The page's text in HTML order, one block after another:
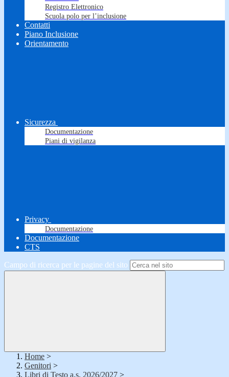
Registro Elettronico
Scuola polo per l’inclusione
Contatti
Piano Inclusione
Orientamento
Sicurezza
Documentazione
Piani di vigilanza
Privacy
Documentazione
Documentazione
CTS
Campo di ricerca per le pagine del sito
Home >
Genitori >
Libri di Testo a.s. 2026/2027 >